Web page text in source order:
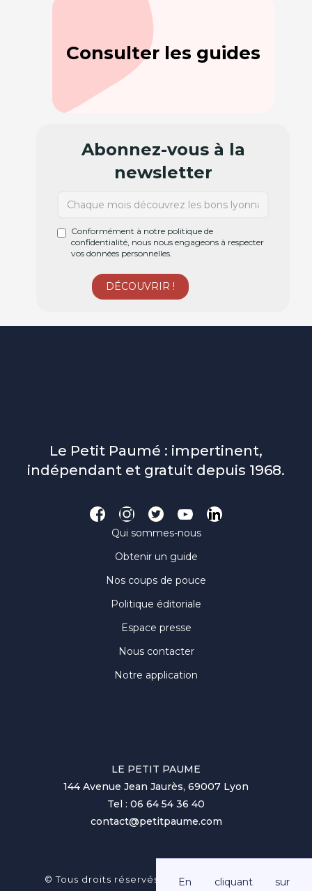
Consulter les guides
Abonnez-vous à la
newsletter
Conformément à notre politique de
confidentialité, nous nous engageons à respecter
vos données personnelles.
Le Petit Paumé : impertinent,
indépendant et gratuit depuis 1968.
Qui sommes-nous
Obtenir un guide
Nos coups de pouce
Politique éditoriale
Espace presse
Nous contacter
Notre application
LE PETIT PAUME
144 Avenue Jean Jaurès, 69007 Lyon
Tel : 06 64 54 36 40
contact@petitpaume.com
© Tous droits réservés au Petit Paumé 2025
En cliquant sur